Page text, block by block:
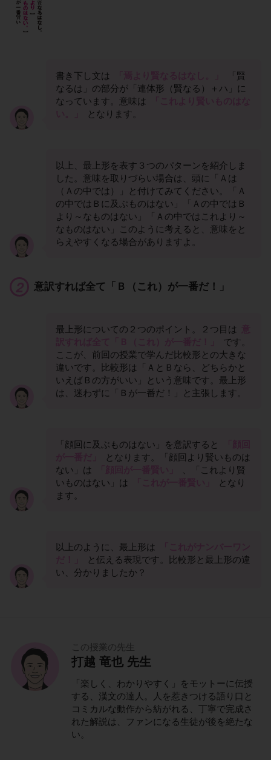
書き下し文は
「賢
なるは」の部分が「連体形（賢なる）＋ハ」に
なっています。意味は
となります。
以上、最上形を表す３つのパターンを紹介しま
した。意味を取りづらい場合は、頭に「Ａは
（Ａの中では）」と付けてみてください。「Ａ
の中ではＢに及ぶものはない」「Ａの中ではＢ
より～なものはない」「Ａの中ではこれより～
なものはない」このように考えると、意味をと
らえやすくなる場合がありますよ。
意訳すれば全て「Ｂ（これ）が一番だ！」
最上形についての２つのポイント。２つ目は
です。
ここが、前回の授業で学んだ比較形との大きな
違いです。比較形は「ＡとＢなら、どちらかと
いえばＢの方がいい」という意味です。最上形
は、迷わずに「Ｂが一番だ！」と主張します。
「顔回に及ぶものはない」を意訳すると
となります。「顔回より賢いものは
ない」は
、「これより賢
いものはない」は
となり
ます。
以上のように、最上形は
と伝える表現です。比較形と最上形の違
い、分かりましたか？
この授業の先生
打越 竜也 先生
「楽しく、わかりやすく」をモットーに伝授
する、漢文の達人。人を惹きつける語り口と
コミカルな動作から紡がれる、丁寧で完成さ
れた解説は、ファンになる生徒が後を絶たな
い。